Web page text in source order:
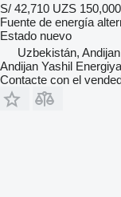
S/ 42,710 UZS
Fuente de energía
Estado nuevo
Uzbekistán, Andijan
Andijan Yashil Energiya
Contacte con el